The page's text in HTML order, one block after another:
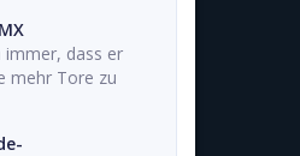
immer, dass er
mehr Tore zu